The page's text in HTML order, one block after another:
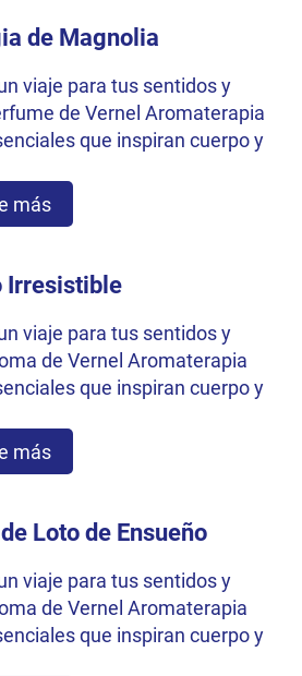
de Magnolia
viaje para tus sentidos y
de Vernel Aromaterapia
que inspiran cuerpo y
más
Irresistible
viaje para tus sentidos y
de Vernel Aromaterapia
que inspiran cuerpo y
más
Loto de Ensueño
viaje para tus sentidos y
de Vernel Aromaterapia
que inspiran cuerpo y